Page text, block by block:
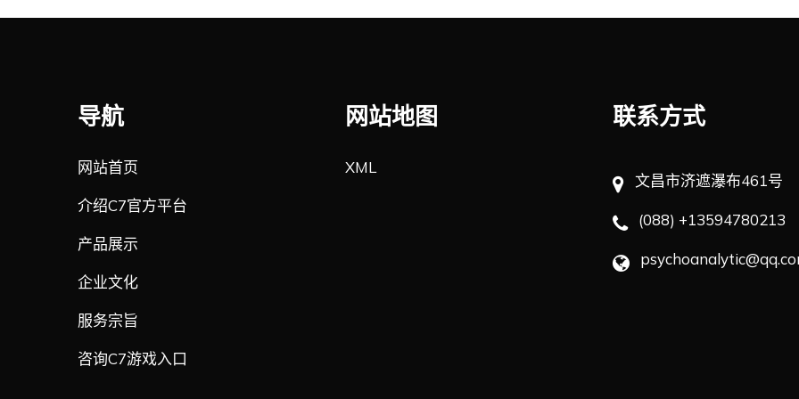
导航
网站首页
介绍C7官方平台
产品展示
企业文化
服务宗旨
咨询C7游戏入口
网站地图
XML
联系方式
文昌市济遮瀑布461号
(088) +13594780213